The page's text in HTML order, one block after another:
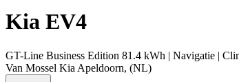
Kia EV4
GT-Line Business Edition 81.4 kWh | Navigatie |
Van Mossel Kia Apeldoorn, (NL)